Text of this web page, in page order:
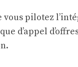
pilotez
d’appel